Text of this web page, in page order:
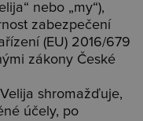
nebo „my“),
zabezpečení
(EU) 2016/679
zákony České
shromažďuje,
účely, po